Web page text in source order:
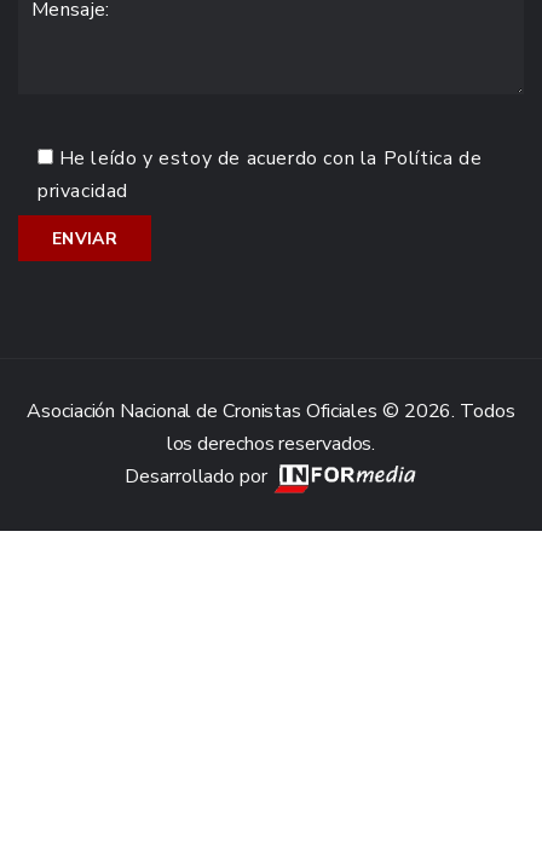
He leído y estoy de acuerdo con la Política de
privacidad
Asociación Nacional de Cronistas Oficiales © 2026. Todos
los derechos reservados.
Desarrollado por